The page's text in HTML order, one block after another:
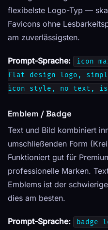
flexibelste Logo-Typ —
Favicons ohne
am zuverlässigsten.
Prompt-Sprache:
icon
flat design logo,
icon style, no text,
Emblem / Badge
Text und Bild kombiniert
umschließenden Form
Funktioniert gut für
professionelle Marken.
Emblems ist der
dies am besten.
Prompt-Sprache:
badge